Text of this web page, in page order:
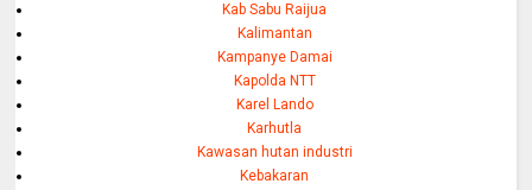
Kab Sabu Raijua
Kalimantan
Kampanye Damai
Kapolda NTT
Karel Lando
Karhutla
Kawasan hutan industri
Kebakaran